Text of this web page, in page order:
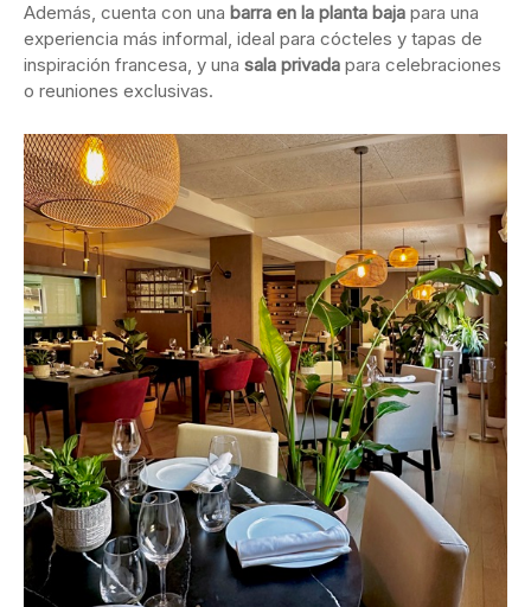
Además, cuenta con una barra en la planta baja para una
experiencia más informal, ideal para cócteles y tapas de
inspiración francesa, y una sala privada para celebraciones
o reuniones exclusivas.